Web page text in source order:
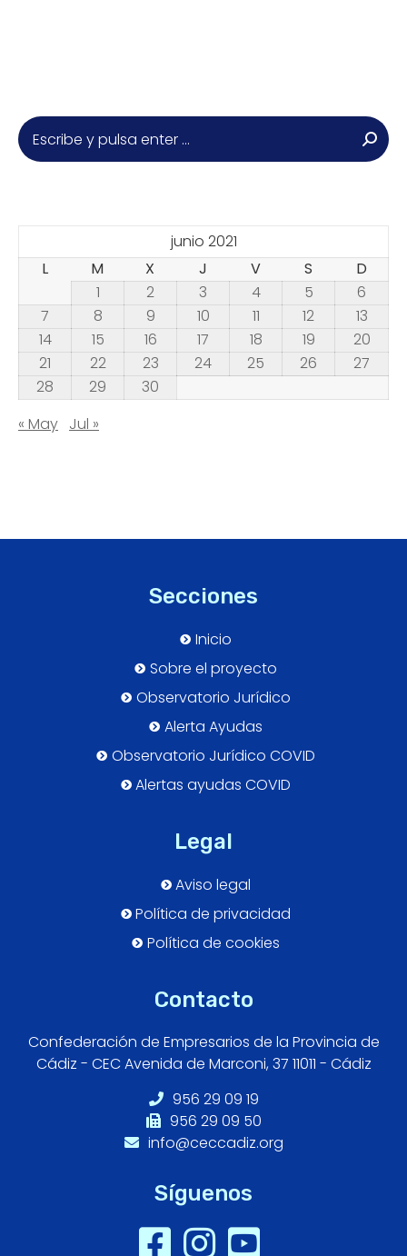
Buscar:
junio 2021
L
M X J V S
D
1
2 3 4 5
6
7
8 9 10 11 12
13
14
15 16 17 18 19
20
21
22 23 24 25 26
27
28
29
30
« May Jul »
Secciones
Inicio
Sobre el proyecto
Observatorio Jurídico
Alerta Ayudas
Observatorio Jurídico COVID
Alertas ayudas COVID
Legal
Aviso legal
Política de privacidad
Política de cookies
Contacto
Confederación de Empresarios de la Provincia de
Cádiz - CEC Avenida de Marconi, 37 11011 - Cádiz
956 29 09 19
956 29 09 50
info@ceccadiz.org
Síguenos